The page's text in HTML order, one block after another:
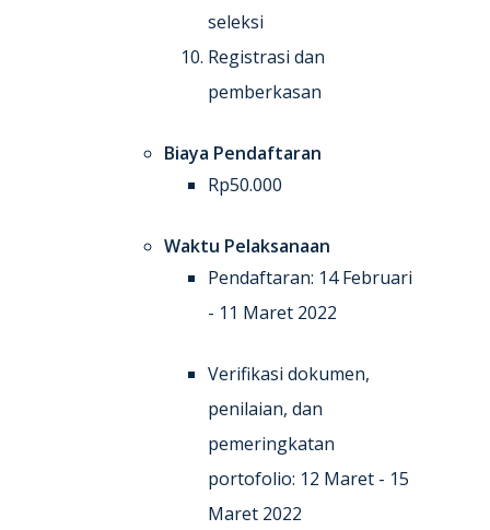
seleksi
Registrasi dan
pemberkasan
Biaya Pendaftaran
Rp50.000
Waktu Pelaksanaan
Pendaftaran: 14 Februari
- 11 Maret 2022
Verifikasi dokumen,
penilaian, dan
pemeringkatan
portofolio: 12 Maret - 15
Maret 2022